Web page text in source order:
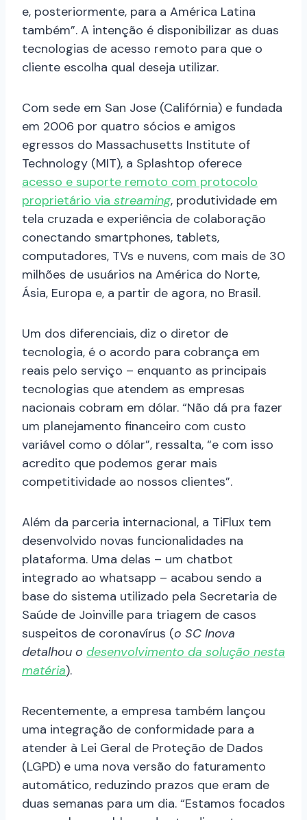
e, posteriormente, para a América Latina
também”. A intenção é disponibilizar as duas
tecnologias de acesso remoto para que o
cliente escolha qual deseja utilizar.
Com sede em San Jose (Califórnia) e fundada
em 2006 por quatro sócios e amigos
egressos do Massachusetts Institute of
Technology (MIT), a Splashtop oferece
acesso e suporte remoto com protocolo
proprietário via streaming, produtividade em
tela cruzada e experiência de colaboração
conectando smartphones, tablets,
computadores, TVs e nuvens, com mais de 30
milhões de usuários na América do Norte,
Ásia, Europa e, a partir de agora, no Brasil.
Um dos diferenciais, diz o diretor de
tecnologia, é o acordo para cobrança em
reais pelo serviço – enquanto as principais
tecnologias que atendem as empresas
nacionais cobram em dólar. “Não dá pra fazer
um planejamento financeiro com custo
variável como o dólar”, ressalta, “e com isso
acredito que podemos gerar mais
competitividade ao nossos clientes”.
Além da parceria internacional, a TiFlux tem
desenvolvido novas funcionalidades na
plataforma. Uma delas – um chatbot
integrado ao whatsapp – acabou sendo a
base do sistema utilizado pela Secretaria de
Saúde de Joinville para triagem de casos
suspeitos de coronavírus (o SC Inova
detalhou o desenvolvimento da solução nesta
matéria).
Recentemente, a empresa também lançou
uma integração de conformidade para a
atender à Lei Geral de Proteção de Dados
(LGPD) e uma nova versão do faturamento
automático, reduzindo prazos que eram de
duas semanas para um dia. “Estamos focados